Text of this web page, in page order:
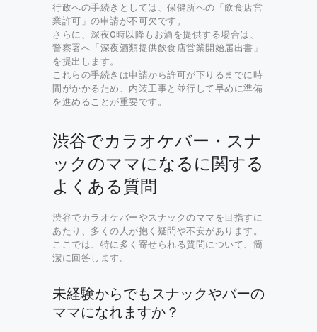
行政への手続きとしては、保健所への「飲食店営
業許可」の申請が不可欠です。
さらに、深夜0時以降もお酒を提供する場合は、
警察署へ「深夜酒類提供飲食店営業開始届出書」
を提出します。
これらの手続きは申請から許可が下りるまでに時
間がかかるため、内装工事と並行して早めに準備
を進めることが重要です。
渋谷でカラオケバー・スナ
ックのママになるに関する
よくある質問
渋谷でカラオケバーやスナックのママを目指すに
あたり、多くの人が抱く疑問や不安があります。
ここでは、特に多く寄せられる質問について、簡
潔に回答します。
未経験からでもスナックやバーの
ママになれますか？